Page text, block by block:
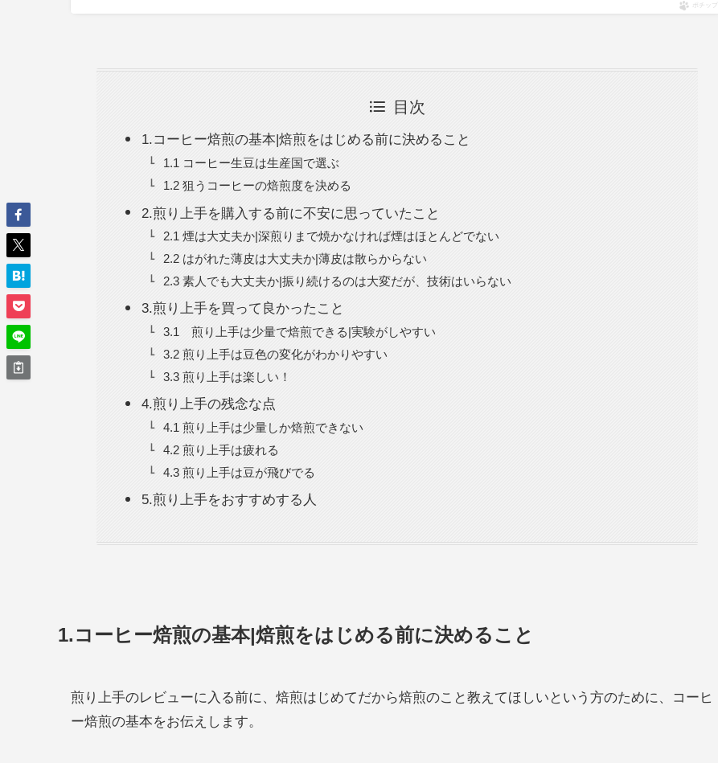
ポチップ
目次
1.コーヒー焙煎の基本|焙煎をはじめる前に決めること
1.1 コーヒー生豆は生産国で選ぶ
1.2 狙うコーヒーの焙煎度を決める
2.煎り上手を購入する前に不安に思っていたこと
2.1 煙は大丈夫か|深煎りまで焼かなければ煙はほとんどでない
2.2 はがれた薄皮は大丈夫か|薄皮は散らからない
2.3 素人でも大丈夫か|振り続けるのは大変だが、技術はいらない
3.煎り上手を買って良かったこと
3.1 煎り上手は少量で焙煎できる|実験がしやすい
3.2 煎り上手は豆色の変化がわかりやすい
3.3 煎り上手は楽しい！
4.煎り上手の残念な点
4.1 煎り上手は少量しか焙煎できない
4.2 煎り上手は疲れる
4.3 煎り上手は豆が飛びでる
5.煎り上手をおすすめする人
1.コーヒー焙煎の基本|焙煎をはじめる前に決めること
煎り上手のレビューに入る前に、焙煎はじめてだから焙煎のこと教えてほしいという方のために、コーヒ
ー焙煎の基本をお伝えします。